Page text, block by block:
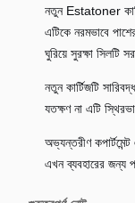
নতুন Estatoner
এটিকে নরমভাবে
ঘুরিয়ে সুরক্ষা সিলটি
নতুন কার্টিজটি
যতক্ষণ না এটি
অভ্যন্তরীণ
এখন ব্যবহারের জন্য